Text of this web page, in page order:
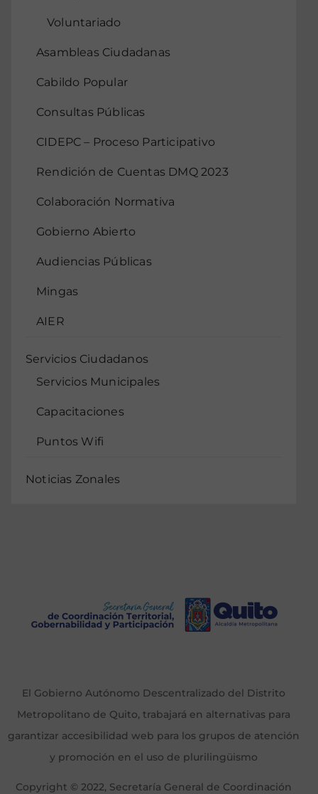
Voluntariado
Asambleas Ciudadanas
Cabildo Popular
Consultas Públicas
CIDEPC – Proceso Participativo
Rendición de Cuentas DMQ 2023
Colaboración Normativa
Gobierno Abierto
Audiencias Públicas
Mingas
AIER
Servicios Ciudadanos
Servicios Municipales
Capacitaciones
Puntos Wifi
Noticias Zonales
El Gobierno Autónomo Descentralizado del Distrito
Metropolitano de Quito, trabajará en alternativas para
garantizar accesibilidad web para los grupos de atención
y promoción en el uso de plurilingüismo
Copyright © 2022, Secretaría General de Coordinación